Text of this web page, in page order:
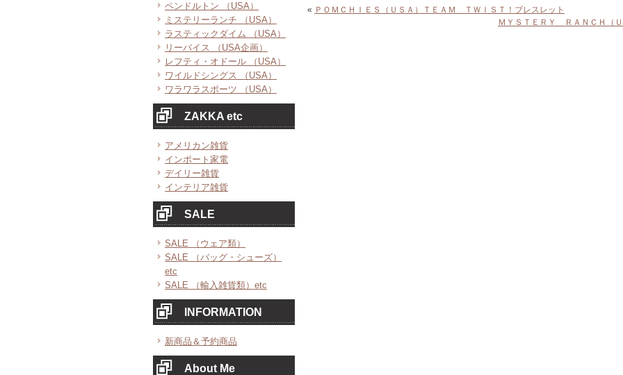
ペンドルトン （USA）
ミステリーランチ （USA）
ラスティックダイム （USA）
リーバイス （USA企画）
レフティ・オドール （USA）
ワイルドシングス （USA）
ワラワラスポーツ （USA）
ZAKKA etc
アメリカン雑貨
インポート家電
デイリー雑貨
インテリア雑貨
SALE
SALE （ウェア類）
SALE （バッグ・シューズ）
etc
SALE （輸入雑貨類）etc
INFORMATION
新商品＆予約商品
About Me
« ＰＯＭＣＨＩＥＳ（ＵＳＡ）ＴＥＡＭ ＴＷＩＳＴ！ブレスレット
ＭＹＳＴＥＲＹ ＲＡＮＣＨ（Ｕ